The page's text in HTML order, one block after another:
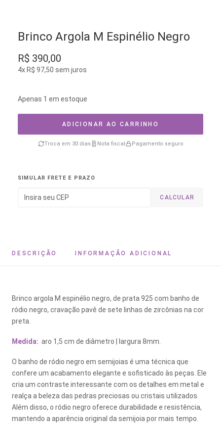
Brinco Argola M Espinélio Negro
R$ 390,00
4x R$ 97,50 sem juros
Apenas 1 em estoque
ADICIONAR AO CARRINHO
Troca em 30 dias Nota fiscal Pagamento seguro
SIMULAR FRETE E PRAZO
CALCULAR
DESCRIÇÃO INFORMAÇÃO ADICIONAL
Brinco argola M espinélio negro, de prata 925 com banho de
ródio negro, cravação pavê de sete linhas de zircônias na cor
preta.
Medida: aro 1,5 cm de diâmetro | largura 8mm.
O banho de ródio negro em semijoias é uma técnica que
confere um acabamento elegante e sofisticado às peças. Ele
cria um contraste interessante com os detalhes em metal e
realça a beleza das pedras preciosas ou cristais utilizados.
Além disso, o ródio negro oferece durabilidade e resistência,
mantendo a aparência original da semijoia por mais tempo.